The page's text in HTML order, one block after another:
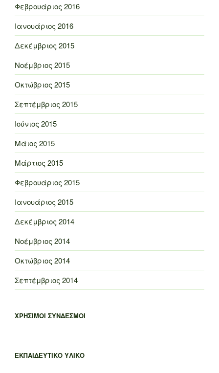
Φεβρουάριος 2016
Ιανουάριος 2016
Δεκέμβριος 2015
Νοέμβριος 2015
Οκτώβριος 2015
Σεπτέμβριος 2015
Ιούνιος 2015
Μάιος 2015
Μάρτιος 2015
Φεβρουάριος 2015
Ιανουάριος 2015
Δεκέμβριος 2014
Νοέμβριος 2014
Οκτώβριος 2014
Σεπτέμβριος 2014
ΧΡΗΣΙΜΟΙ ΣΥΝΔΕΣΜΟΙ
ΕΚΠΑΙΔΕΥΤΙΚΟ ΥΛΙΚΟ